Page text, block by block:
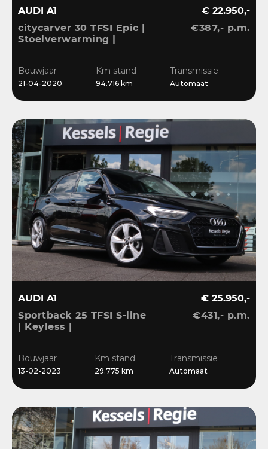
AUDI A1
citycarver 30 TFSI Epic |
Stoelverwarming |
Navi
€ 22.950,-
€387,- p.m.
Bouwjaar
21-04-2020
Km stand
94.716 km
Transmissie
Automaat
AUDI A1
Sportback 25 TFSI S-line
| Keyless |
| Navi
€ 25.950,-
€431,- p.m.
Bouwjaar
13-02-2023
Km stand
29.775 km
Transmissie
Automaat